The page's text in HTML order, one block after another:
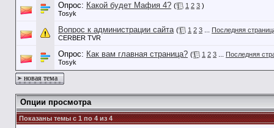
Опрос: Какой будет Мафия 4? ( 1 2 3 )
Tosyk
Вопрос к администрации сайта ( 1 2 3
Последняя
CERBER TVR
Опрос: Как вам главная страница? ( 1 2 3
Последняя
Tosyk
новая тема
Опции просмотра
Показаны темы с 1 по 4 из 4